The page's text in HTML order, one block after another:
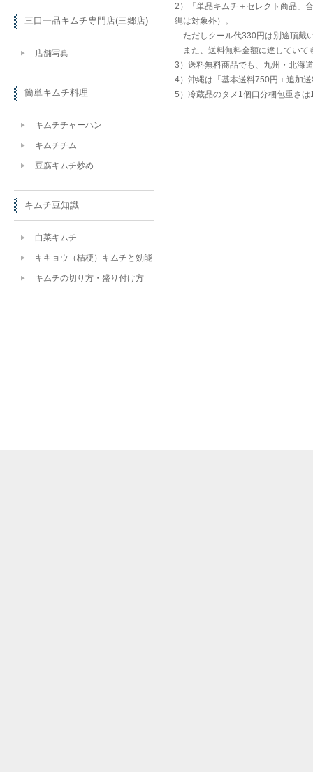
2）「単品キムチ＋セレクト商品」
縄は対象外）。
ただしクール代330円は別途頂戴
また、送料無料金額に達していて
3）送料無料商品でも、九州・北海
4）沖縄は「基本送料750円＋追加
5）冷蔵品のタメ1個口分梱包重さ
三口一品キムチ専門店(三郷店)
店舗写真
簡単キムチ料理
キムチチャーハン
キムチチム
豆腐キムチ炒め
キムチ豆知識
白菜キムチ
キキョウ（桔梗）キムチと効能
キムチの切り方・盛り付け方